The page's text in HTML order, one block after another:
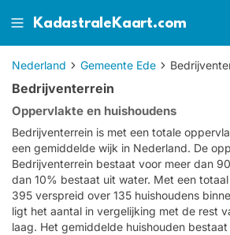
KadastraleKaart.com
Nederland Gemeente Ede
Bedrijventerrein
Oppervlakte en huishoudens
Bedrijventerrein is met een totale
een gemiddelde wijk in Nederland. De
Bedrijventerrein bestaat voor meer dan
dan 10% bestaat uit water. Met een
395 verspreid over 135 huishoudens
ligt het aantal in vergelijking met de rest
laag. Het gemiddelde huishouden